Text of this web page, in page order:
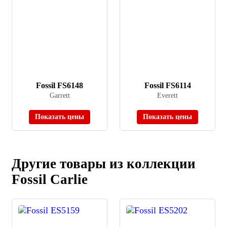
Fossil FS6148
Garrett
Показать цены
Fossil FS6114
Everett
Показать цены
Другие товары из коллекции
Fossil Carlie